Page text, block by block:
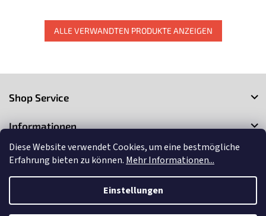
Diese Website verwendet Cookies, um eine bestmögliche
Erfahrung bieten zu können. Mehr Informationen...
Einstellungen
ALLE VERWANDTEN PRODUKTE ANZEIGEN
e
Shop Service
Informationen
Kontakt
Einstellungen ändern